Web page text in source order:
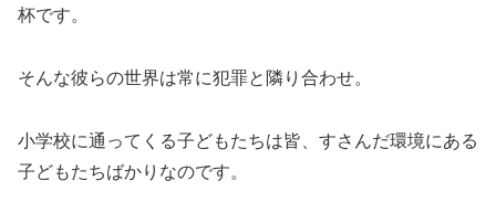
杯です。
そんな彼らの世界は常に犯罪と隣り合わせ。
小学校に通ってくる子どもたちは皆、すさんだ環境にある
子どもたちばかりなのです。